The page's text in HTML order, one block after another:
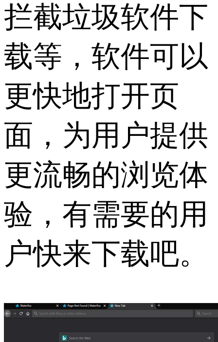
拦截垃圾软件下
载等，软件可以
更快地打开页
面，为用户提供
更流畅的浏览体
验，有需要的用
户快来下载吧。